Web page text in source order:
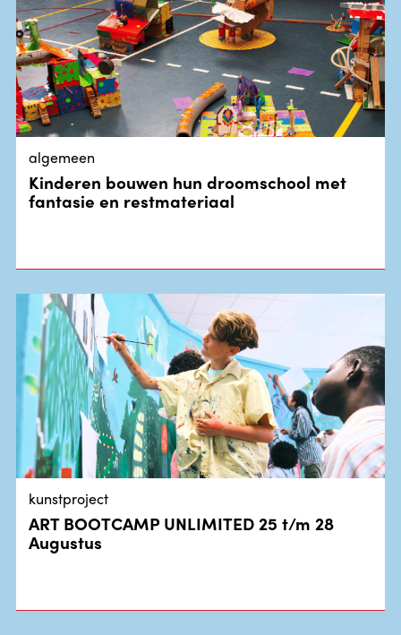
algemeen
Kinderen bouwen hun droomschool met
fantasie en restmateriaal
kunstproject
ART BOOTCAMP UNLIMITED 25 t/m 28
Augustus